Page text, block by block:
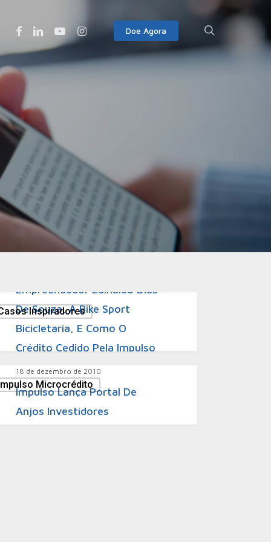
Doe Agora
FacebookLinkedinYoutubeInstagram
Inspiradores
2 de abril de 2011
Empreendedor Edinaldo Dias
De Souza, A Bike Sport
Bicicletaria, E Como O
Crédito Cedido Pela Impulso
– Microcrédito Alavancou
Suas Vendas
Microcrédito
18 de dezembro de 2010
Impulso Lança Portal De
Anjos Investidores